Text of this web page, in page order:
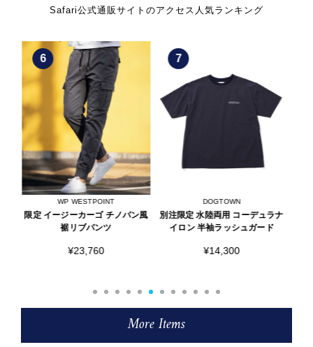
Safari公式通販サイトのアクセス人気ランキング
7
DOGTOWN
別注限定 水陸両用 コーデュラナ
イロン 半袖ラッシュガード
¥14,300
8
WP WESTPOINT
限定 イージーカーゴ 裾リブパン
ツ
¥20,790
More Items